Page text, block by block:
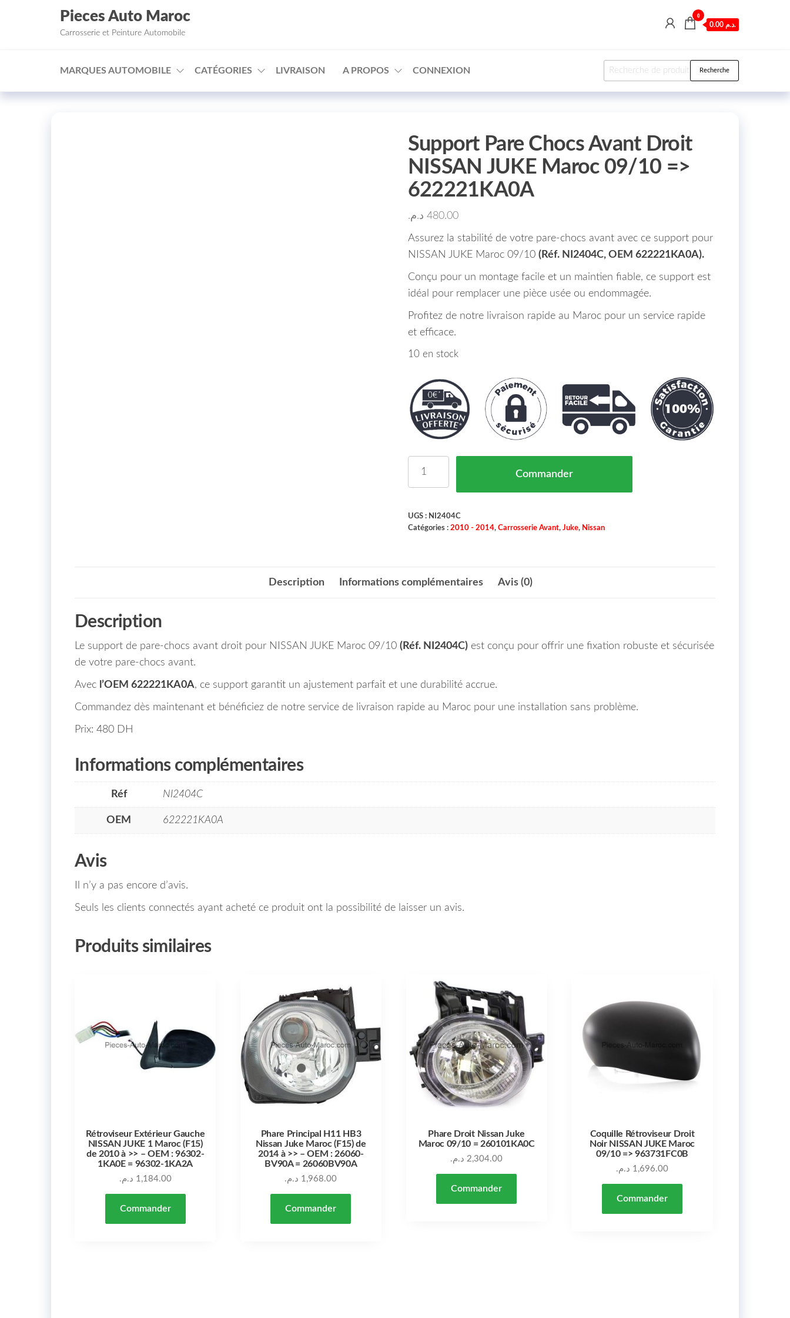
□
Aller au contenu
Pieces Auto Maroc
Carrosserie et Peinture Automobile
0
0.00 د.م.
MARQUES AUTOMOBILE CATÉGORIES LIVRAISON A PROPOS CONNEXION Recherche pour : Recherche
Support Pare Chocs Avant Droit
NISSAN JUKE Maroc 09/10 =>
622221KA0A
480.00 د.م.
Assurez la stabilité de votre pare-chocs avant avec ce support pour
NISSAN JUKE Maroc 09/10 (Réf. NI2404C, OEM 622221KA0A).
Conçu pour un montage facile et un maintien fiable, ce support est
idéal pour remplacer une pièce usée ou endommagée.
Profitez de notre livraison rapide au Maroc pour un service rapide
et efficace.
10 en stock
Commander
UGS : NI2404C
Catégories : 2010 - 2014, Carrosserie Avant, Juke, Nissan
Description Informations complémentaires Avis (0)
Description
Le support de pare-chocs avant droit pour NISSAN JUKE Maroc 09/10 (Réf. NI2404C) est conçu pour offrir une fixation robuste et sécurisée
de votre pare-chocs avant.
Avec l’OEM 622221KA0A, ce support garantit un ajustement parfait et une durabilité accrue.
Commandez dès maintenant et bénéficiez de notre service de livraison rapide au Maroc pour une installation sans problème.
Prix: 480 DH
Informations complémentaires
Réf NI2404C
OEM 622221KA0A
Avis
Il n’y a pas encore d’avis.
Seuls les clients connectés ayant acheté ce produit ont la possibilité de laisser un avis.
Produits similaires
Rétroviseur Extérieur Gauche
NISSAN JUKE 1 Maroc (F15)
de 2010 à >> – OEM : 96302-
1KA0E = 96302-1KA2A
1,184.00 د.م.
Commander
Phare Principal H11 HB3
Nissan Juke Maroc (F15) de
2014 à >> – OEM : 26060-
BV90A = 26060BV90A
1,968.00 د.م.
Commander
Phare Droit Nissan Juke
Maroc 09/10 = 260101KA0C
2,304.00 د.م.
Commander
Coquille Rétroviseur Droit
Noir NISSAN JUKE Maroc
09/10 => 963731FC0B
1,696.00 د.م.
Commander